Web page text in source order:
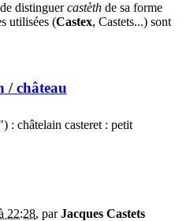
distinguercastèth de sa forme
utilisées (Castex, Castets...) sont
/ château
: châtelain casteret : petit
22:28, parJacques Castets